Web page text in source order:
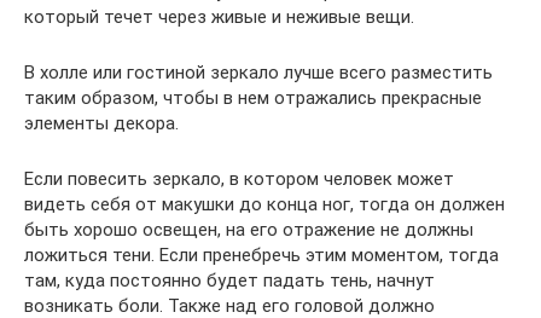
который течет через живые и неживые вещи.
В холле или гостиной зеркало лучше всего разместить
таким образом, чтобы в нем отражались прекрасные
элементы декора.
Если повесить зеркало, в котором человек может
видеть себя от макушки до конца ног, тогда он должен
быть хорошо освещен, на его отражение не должны
ложиться тени. Если пренебречь этим моментом, тогда
там, куда постоянно будет падать тень, начнут
возникать боли. Также над его головой должно